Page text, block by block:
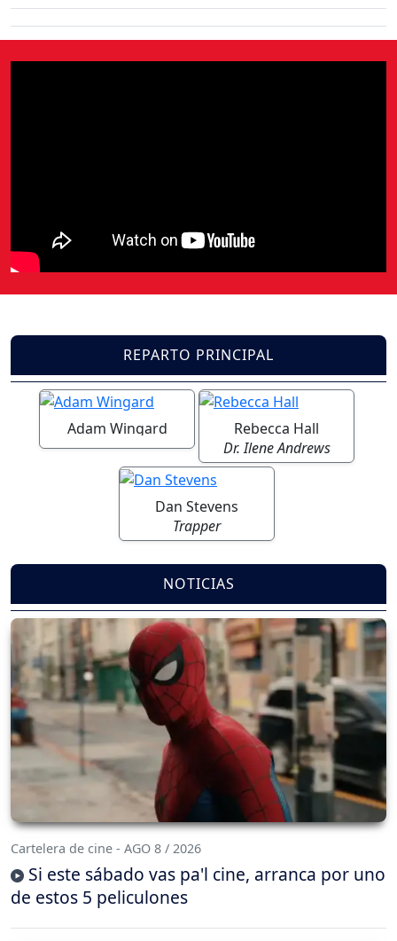
REPARTO PRINCIPAL
Adam Wingard
Rebecca Hall
Dr. Ilene Andrews
Dan Stevens
Trapper
NOTICIAS
Cartelera de cine - AGO 8 / 2026
Si este sábado vas pa'l cine, arranca por uno
de estos 5 peliculones